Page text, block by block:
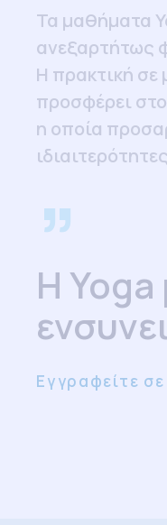
Τα μαθήματα
ανεξαρτήτως
Η πρακτική σε
προσφέρει
η oποία
”
H
Εγγραφείτε